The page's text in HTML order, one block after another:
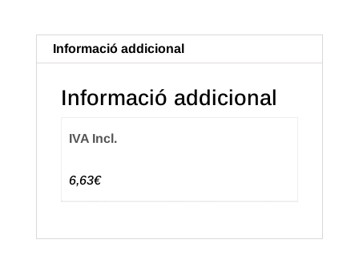
Blanca
Informació addicional
Informació addicional
IVA Incl.
6,63€